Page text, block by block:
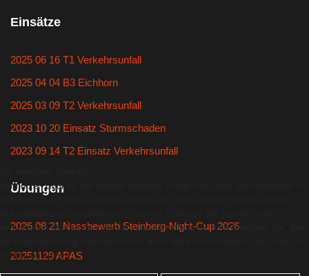
Einsätze
2025 06 16 T1 Verkehrsunfall
2025 04 04 B3 Eichhorn
2025 03 09 T2 Verkehrsunfall
2023 10 20 Einsatz Sturmschaden
2023 09 14 T2 Einsatz Verkehrsunfall
Übungen
2026 08 21 Nassbewerb Steinberg-Night-Cup 2026
20251129 APAS
Wir nutzen Cookies auf unserer Website. Einige von ihnen sind essenziell für
entscheiden, ob Sie die Cookies zulassen möchten. Bitte beachten Sie, dass
Verfügung stehen.